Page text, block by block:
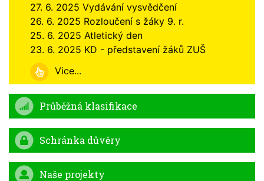
27. 6. 2025 Vydávání vysvědčení
26. 6. 2025 Rozloučení s žáky 9. r.
25. 6. 2025 Atletický den
23. 6. 2025 KD - představení žáků ZUŠ
Vice...
Průběžná klasifikace
Schránka důvěry
Naše projekty